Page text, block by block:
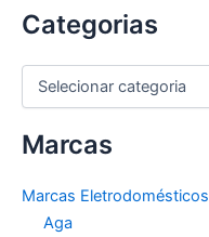
Categorias
C
e
r
Marcas
Marcas Eletrodomésticos
Aga